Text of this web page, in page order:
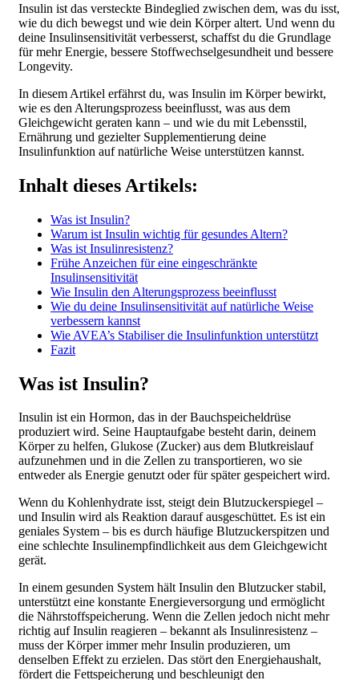
Insulin ist das versteckte Bindeglied zwischen dem, was du isst,
wie du dich bewegst und wie dein Körper altert. Und wenn du
deine Insulinsensitivität verbesserst, schaffst du die Grundlage
für mehr Energie, bessere Stoffwechselgesundheit und bessere
Longevity.
In diesem Artikel erfährst du, was Insulin im Körper bewirkt,
wie es den Alterungsprozess beeinflusst, was aus dem
Gleichgewicht geraten kann – und wie du mit Lebensstil,
Ernährung und gezielter Supplementierung deine
Insulinfunktion auf natürliche Weise unterstützen kannst.
Inhalt dieses Artikels:
Was ist Insulin?
Warum ist Insulin wichtig für gesundes Altern?
Was ist Insulinresistenz?
Frühe Anzeichen für eine eingeschränkte
Insulinsensitivität
Wie Insulin den Alterungsprozess beeinflusst
Wie du deine Insulinsensitivität auf natürliche Weise
verbessern kannst
Wie AVEA’s Stabiliser die Insulinfunktion unterstützt
Fazit
Was ist Insulin?
Insulin ist ein Hormon, das in der Bauchspeicheldrüse
produziert wird. Seine Hauptaufgabe besteht darin, deinem
Körper zu helfen, Glukose (Zucker) aus dem Blutkreislauf
aufzunehmen und in die Zellen zu transportieren, wo sie
entweder als Energie genutzt oder für später gespeichert wird.
Wenn du Kohlenhydrate isst, steigt dein Blutzuckerspiegel –
und Insulin wird als Reaktion darauf ausgeschüttet. Es ist ein
geniales System – bis es durch häufige Blutzuckerspitzen und
eine schlechte Insulinempfindlichkeit aus dem Gleichgewicht
gerät.
In einem gesunden System hält Insulin den Blutzucker stabil,
unterstützt eine konstante Energieversorgung und ermöglicht
die Nährstoffspeicherung. Wenn die Zellen jedoch nicht mehr
richtig auf Insulin reagieren – bekannt als Insulinresistenz –
muss der Körper immer mehr Insulin produzieren, um
denselben Effekt zu erzielen. Das stört den Energiehaushalt,
fördert die Fettspeicherung und beschleunigt den